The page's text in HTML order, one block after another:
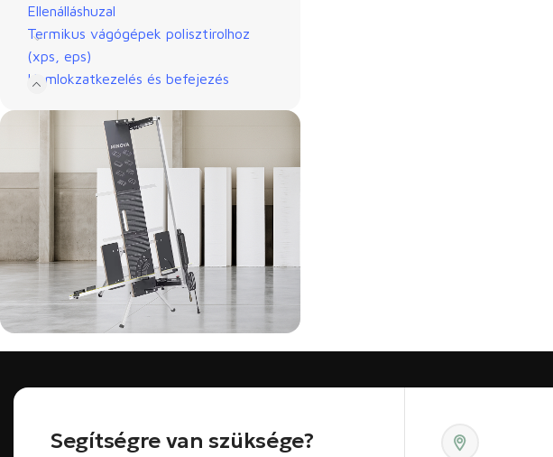
Ellenálláshuzal
Termikus vágógépek polisztirolhoz
(xps, eps)
Homlokzatkezelés és befejezés
BESTSELLER - MINOVA 260W
Segítségre van szüksége?